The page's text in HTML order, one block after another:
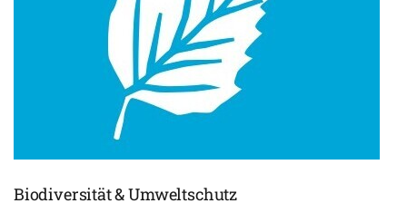
Biodiversität & Umweltschutz